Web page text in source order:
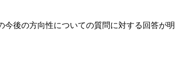
後の方向性についての質問に対する回答が明